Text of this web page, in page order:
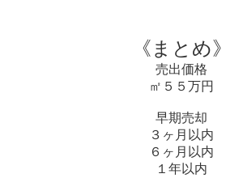
《まとめ》
売出価格
㎡５５万円
早期売却
３ヶ月以内
６ヶ月以内
１年以内